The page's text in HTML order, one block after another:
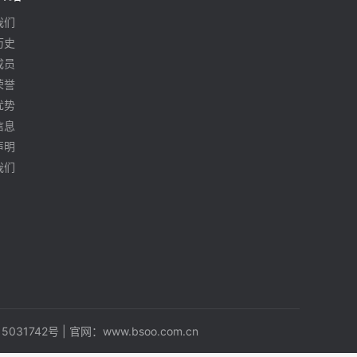
们
史
员
誉
势
息
明
们
号 | 官网： www.bsoo.com.cn